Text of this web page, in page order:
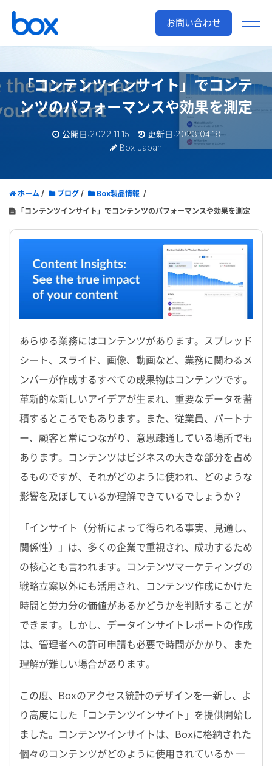
お問い合わせ
「コンテンツインサイト」でコンテ
ンツのパフォーマンスや効果を測定
公開日:2022.11.15
更新日:2023.04.18
Box Japan
ホーム ブログ
Box製品情報
「コンテンツインサイト」でコンテンツのパフォーマンスや効果を測定
あらゆる業務にはコンテンツがあります。スプレッド
シート、スライド、画像、動画など、業務に関わるメ
ンバーが作成するすべての成果物はコンテンツです。
革新的な新しいアイデアが生まれ、重要なデータを蓄
積するところでもあります。また、従業員、パートナ
ー、顧客と常につながり、意思疎通している場所でも
あります。コンテンツはビジネスの大きな部分を占め
るものですが、それがどのように使われ、どのような
影響を及ぼしているか理解できているでしょうか？
「インサイト（分析によって得られる事実、見通し、
関係性）」は、多くの企業で重視され、成功するため
の核心とも言われます。コンテンツマーケティングの
戦略立案以外にも活用され、コンテンツ作成にかけた
時間と労力分の価値があるかどうかを判断することが
できます。しかし、データインサイトレポートの作成
は、管理者への許可申請も必要で時間がかかり、また
理解が難しい場合があります。
この度、Boxのアクセス統計のデザインを一新し、よ
り高度にした「コンテンツインサイト」を提供開始し
ました。コンテンツインサイトは、Boxに格納された
個々のコンテンツがどのように使用されているか ―